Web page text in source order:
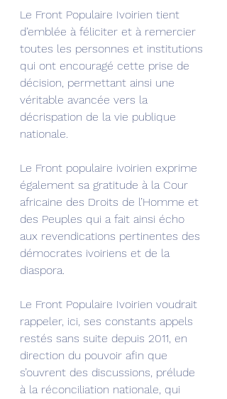
Le Front Populaire Ivoirien tient
d’emblée à féliciter et à remercier
toutes les personnes et institutions
qui ont encouragé cette prise de
décision, permettant ainsi une
véritable avancée vers la
décrispation de la vie publique
nationale.
Le Front populaire ivoirien exprime
également sa gratitude à la Cour
africaine des Droits de l’Homme et
des Peuples qui a fait ainsi écho
aux revendications pertinentes des
démocrates ivoiriens et de la
diaspora.
Le Front Populaire Ivoirien voudrait
rappeler, ici, ses constants appels
restés sans suite depuis 2011, en
direction du pouvoir afin que
s’ouvrent des discussions, prélude
à la réconciliation nationale, qui